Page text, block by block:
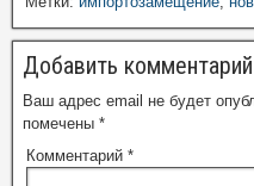
Добавить комментарий
Ваш адрес email не будет
помечены *
Комментарий *